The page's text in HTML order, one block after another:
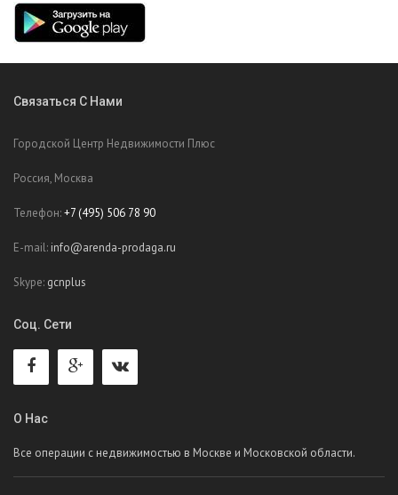
Связаться С Нами
Городской Центр Недвижимости Плюс
Россия, Москва
Телефон:+7 (495) 506 78 90
E-mail: info@arenda-prodaga.ru
Skype: gcnplus
Соц. Сети
О Нас
Все операции с недвижимостью в Москве и Московской области.